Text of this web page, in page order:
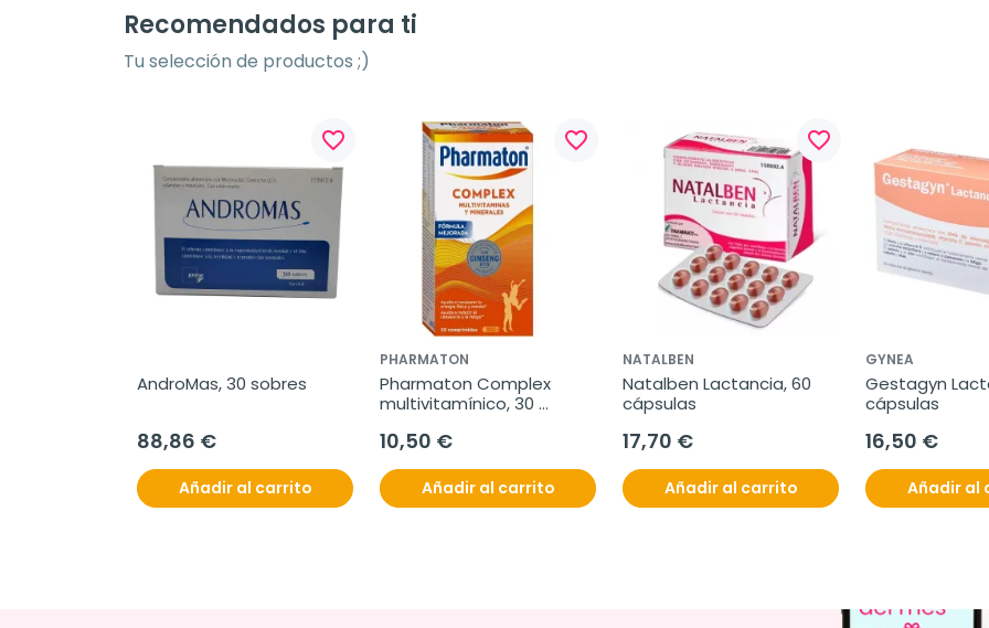
Recomendados para ti
Tu selección de productos ;)
favorite_border
AndroMas, 30 sobres
88,86 €
Añadir al carrito
favorite_border
PHARMATON
Pharmaton Complex
multivitamínico, 30
10,50 €
Añadir al carrito
favorite_border
NATALBEN
Natalben Lactancia, 60
cápsulas
17,70 €
Añadir al carrito
GYNEA
Gestagyn
cápsulas
16,50 €
Añadir al